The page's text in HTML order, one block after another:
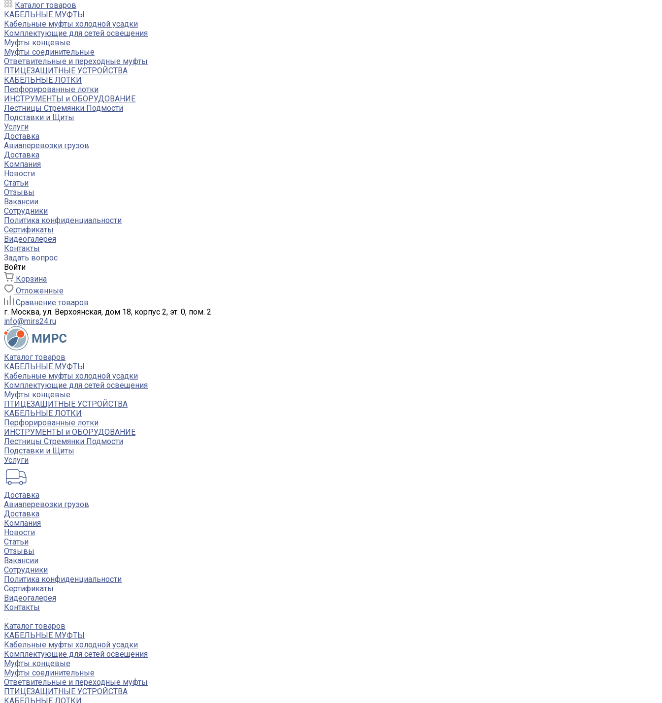
Каталог товаров
КАБЕЛЬНЫЕ МУФТЫ
Кабельные муфты холодной усадки
Комплектующие для сетей освещения
Муфты концевые
Муфты соединительные
Ответвительные и переходные муфты
ПТИЦЕЗАЩИТНЫЕ УСТРОЙСТВА
КАБЕЛЬНЫЕ ЛОТКИ
Перфорированные лотки
ИНСТРУМЕНТЫ и ОБОРУДОВАНИЕ
Лестницы Стремянки Подмости
Подставки и Щиты
Услуги
Доставка
Авиаперевозки грузов
Доставка
Компания
Новости
Статьи
Отзывы
Вакансии
Сотрудники
Политика конфиденциальности
Сертификаты
Видеогалерея
Контакты
Задать вопрос
Войти
Корзина
Отложенные
Сравнение товаров
г. Москва, ул. Верхоянская, дом 18, корпус 2, эт. 0, пом. 2
info@mirs24.ru
Каталог товаров
КАБЕЛЬНЫЕ МУФТЫ
Кабельные муфты холодной усадки
Комплектующие для сетей освещения
Муфты концевые
ПТИЦЕЗАЩИТНЫЕ УСТРОЙСТВА
КАБЕЛЬНЫЕ ЛОТКИ
Перфорированные лотки
ИНСТРУМЕНТЫ и ОБОРУДОВАНИЕ
Лестницы Стремянки Подмости
Подставки и Щиты
Услуги
Доставка
Авиаперевозки грузов
Доставка
Компания
Новости
Статьи
Отзывы
Вакансии
Сотрудники
Политика конфиденциальности
Сертификаты
Видеогалерея
Контакты
...
Каталог товаров
КАБЕЛЬНЫЕ МУФТЫ
Кабельные муфты холодной усадки
Комплектующие для сетей освещения
Муфты концевые
Муфты соединительные
Ответвительные и переходные муфты
ПТИЦЕЗАЩИТНЫЕ УСТРОЙСТВА
КАБЕЛЬНЫЕ ЛОТКИ